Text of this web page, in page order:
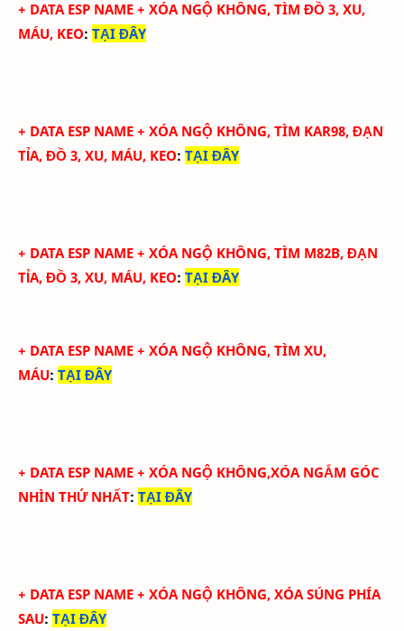
+ DATA ESP NAME + XÓA NGỘ KHÔNG, TÌM ĐỒ 3, XU,
MÁU, KEO: TẠI ĐÂY
+ DATA ESP NAME + XÓA NGỘ KHÔNG, TÌM KAR98, ĐẠN
TỈA, ĐỒ 3, XU, MÁU, KEO: TẠI ĐÂY
+ DATA ESP NAME + XÓA NGỘ KHÔNG, TÌM M82B, ĐẠN
TỈA, ĐỒ 3, XU, MÁU, KEO: TẠI ĐÂY
+ DATA ESP NAME + XÓA NGỘ KHÔNG, TÌM XU,
MÁU: TẠI ĐÂY
+ DATA ESP NAME + XÓA NGỘ KHÔNG,XÓA NGẮM GÓC
NHÌN THỨ NHẤT: TẠI ĐÂY
+ DATA ESP NAME + XÓA NGỘ KHÔNG, XÓA SÚNG PHÍA
SAU: TẠI ĐÂY